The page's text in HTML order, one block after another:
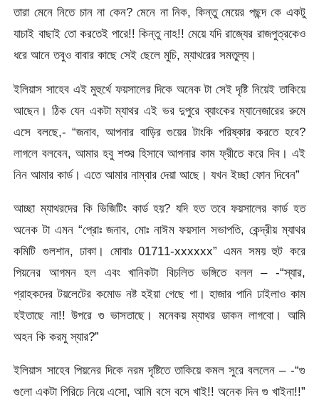
তারা মেনে নিতে চান না কেন? মেনে না নিক, কিন্তু মেয়ের পছন্দ কে একটু
যাচাই বাছাই তো করতেই পারে!! কিন্তু নাহ!! মেয়ে যদি রাজ্যের রাজপুত্রকেও
ধরে আনে তবুও বাবার কাছে সেই ছেলে মুচি, ম্যাথরের সমতুল্য।
ইলিয়াস সাহেব এই মুহুর্থে ফয়সালের দিকে অনেক টা সেই দৃষ্টি নিয়েই তাকিয়ে
আছেন। ঠিক যেন একটা ম্যাথর এই ভর দুপুরে ব্যাংকের ম্যানেজারের রুমে
এসে বলছে,- “জনাব, আপনার বাড়ির গুয়ের টাংকি পরিষ্কার করতে হবে?
লাগলে বলবেন, আমার হবু শশুর হিসাবে আপনার কাম ফ্রীতে করে দিব। এই
নিন আমার কার্ড। এতে আমার নাম্বার দেয়া আছে। যখন ইচ্ছা ফোন দিবেন”
আচ্ছা ম্যাথরদের কি ভিজিটিং কার্ড হয়? যদি হত তবে ফয়সালের কার্ড হত
অনেক টা এমন “প্রোঃ জনাব, মোঃ নাঈম ফয়সাল সভাপতি, কেন্দ্রীয় ম্যাথর
কমিটি গুলশান, ঢাকা। মোবাঃ 01711-xxxxxx” এমন সময় হুট করে
পিয়নের আগমন হল এবং খানিকটা বিচলিত ভঙ্গিতে বলল – -“স্যার,
গ্রাহকদের টয়লেটের কমোড নষ্ট হইয়া গেছে গা। হাজার পানি ঢাইলাও কাম
হইতাছে না!! উপরে গু ভাসতাছে। মনেকয় ম্যাথর ডাকন লাগবো। আমি
অহন কি করমু স্যার?”
ইলিয়াস সাহেব পিয়নের দিকে নরম দৃষ্টিতে তাকিয়ে কমল সুরে বললেন – -“গু
গুলো একটা পিরিচে নিয়ে এসো, আমি বসে বসে খাই!! অনেক দিন গু খাইনা!!”